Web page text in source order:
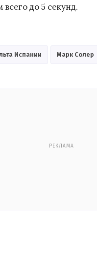
до 5 секунд.
Испании Марк Солер
РЕКЛАМА